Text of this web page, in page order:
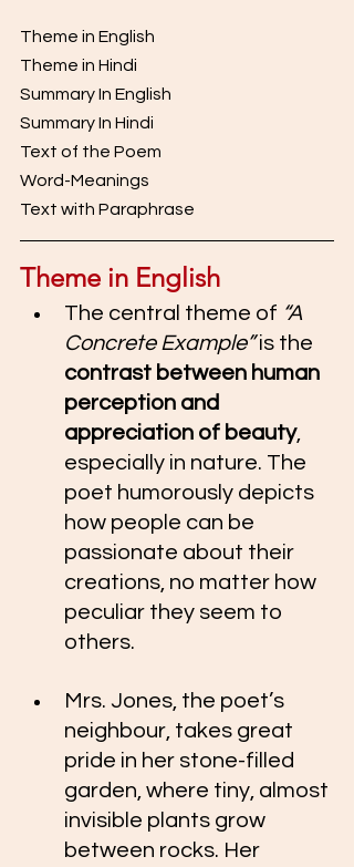
Theme in English
Theme in Hindi
Summary In English
Summary In Hindi
Text of the Poem
Word-Meanings
Text with Paraphrase
Theme in English
The central theme of “A
Concrete Example” is the
contrast between human
perception and
appreciation of beauty,
especially in nature. The
poet humorously depicts
how people can be
passionate about their
creations, no matter how
peculiar they seem to
others.
Mrs. Jones, the poet’s
neighbour, takes great
pride in her stone-filled
garden, where tiny, almost
invisible plants grow
between rocks. Her